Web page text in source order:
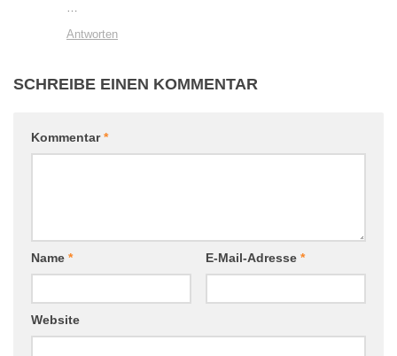
…
Antworten
SCHREIBE EINEN KOMMENTAR
Kommentar*
Name * E-Mail-Adresse *
Website